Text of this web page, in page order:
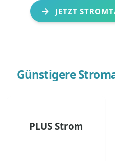
JETZT
Günstigere
PLUS Strom